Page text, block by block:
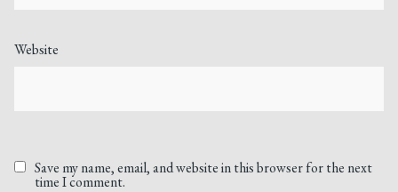
Website
Save my name, email, and website in this browser for the next
time I comment.